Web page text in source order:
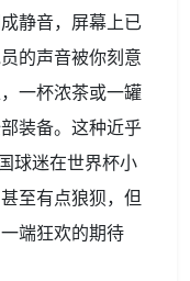
静音，屏幕上已
的声音被你刻意
一杯浓茶或一罐
装备。这种近乎
球迷在世界杯小
至有点狼狈，但
端狂欢的期待